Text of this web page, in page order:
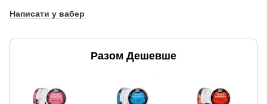
Написати у вабер
Разом Дешевше